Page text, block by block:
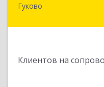
Гуково
Клиентов на